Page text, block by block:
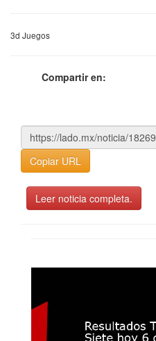
3d Juegos
Compartir en:
Copiar URL
Leer noticia completa.